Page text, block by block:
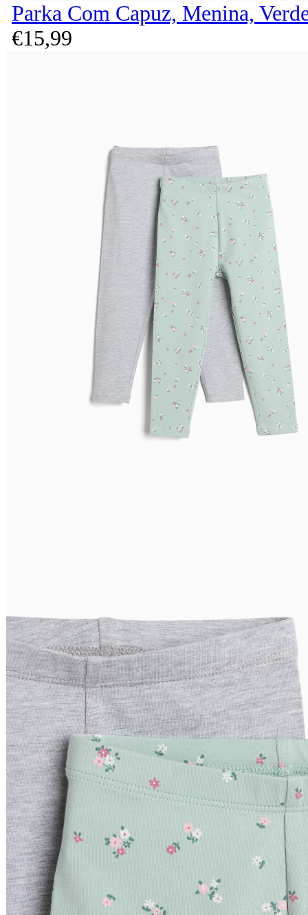
Parka Com Capuz, Menina,
€15,99